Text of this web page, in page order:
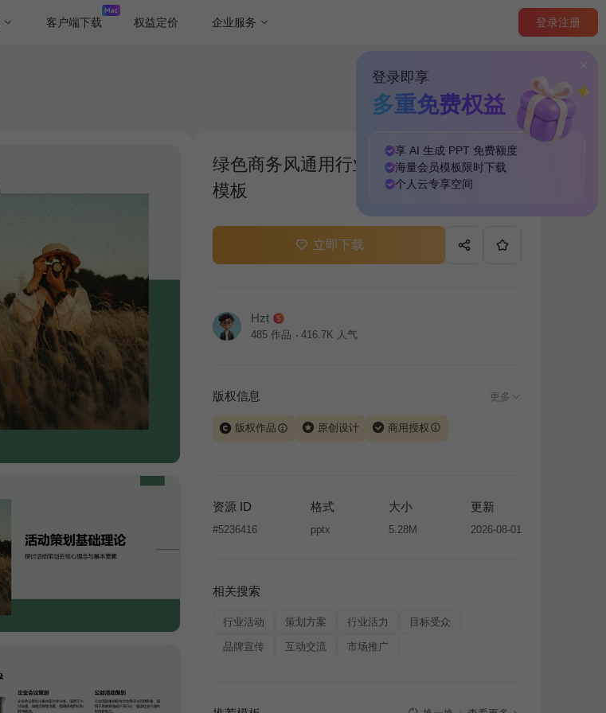
客户端下载 权益定价 企业服务 登录注册
登录即享
多重免费权益
享 AI 生成 PPT 免费额度
海量会员模板 限时下载
个人云专享空间
绿色商务风通用行业活动策划方案PPT
模板
立即下载
Hzt
485 作品 416.7K 人气
版权信息 更多
版权作品 原创设计 商用授权
让、出售或出租，未经投权许可任何人不得擅自转载和分发，否则
将接照我国著作权法的相关规定承担相应法律责任。
资源 ID
#5236416
格式
pptx
大小
5.28M
更新
2026-08-01
相关搜索
行业活动 策划方案 行业活力 目标受众
品牌宣传 互动交流 市场推广